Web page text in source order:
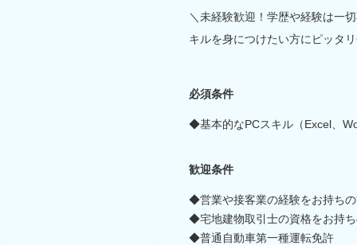
＼未経験歓迎！学歴や経験は一
キルを身につけたい方にピッタ
必須条件
◆基本的なPCスキル（Excel、
歓迎条件
◆営業や接客業の経験をお持ち
◆宅地建物取引士の資格をお持
◆普通自動車第一種運転免許